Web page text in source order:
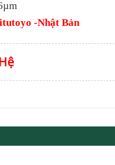
-Nhật Bản